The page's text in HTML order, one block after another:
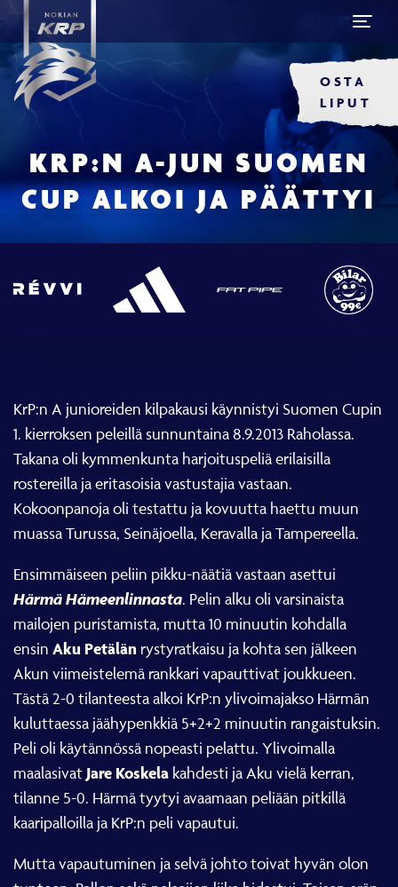
OSTA
LIPUT
KRP:N A-JUN SUOMEN
CUP ALKOI JA PÄÄTTYI
KrP:n A junioreiden kilpakausi käynnistyi Suomen Cupin
1. kierroksen peleillä sunnuntaina 8.9.2013 Raholassa.
Takana oli kymmenkunta harjoituspeliä erilaisilla
rostereilla ja eritasoisia vastustajia vastaan.
Kokoonpanoja oli testattu ja kovuutta haettu muun
muassa Turussa, Seinäjoella, Keravalla ja Tampereella.
Ensimmäiseen peliin pikku-näätiä vastaan asettui
Härmä Hämeenlinnasta. Pelin alku oli varsinaista
mailojen puristamista, mutta 10 minuutin kohdalla
ensin Aku Petälän rystyratkaisu ja kohta sen jälkeen
Akun viimeistelemä rankkari vapauttivat joukkueen.
Tästä 2-0 tilanteesta alkoi KrP:n ylivoimajakso Härmän
kuluttaessa jäähypenkkiä 5+2+2 minuutin rangaistuksin.
Peli oli käytännössä nopeasti pelattu. Ylivoimalla
maalasivatJare Koskela kahdesti ja Aku vielä kerran,
tilanne 5-0. Härmä tyytyi avaamaan peliään pitkillä
kaaripalloilla ja KrP:n peli vapautui.
Mutta vapautuminen ja selvä johto toivat hyvän olon